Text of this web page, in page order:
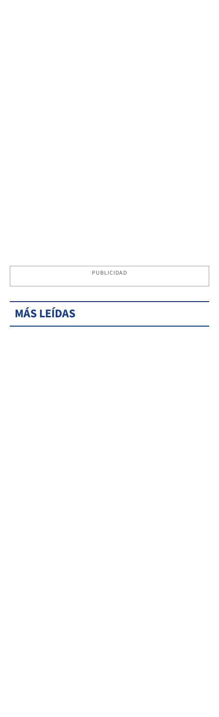
PUBLICIDAD
MÁS LEÍDAS